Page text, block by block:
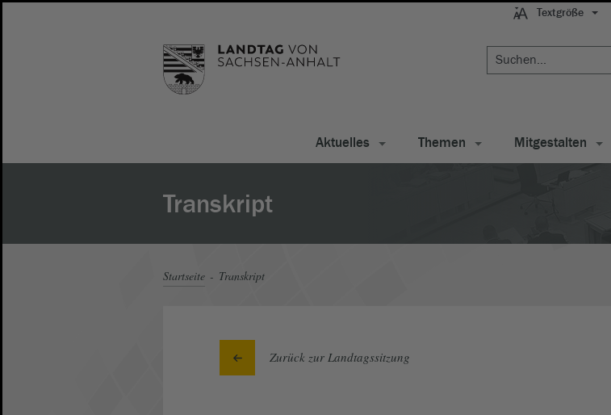
Textgröße
Aktuelles Themen Mitgestalten
Transkript
Startseite Transkript
Zurück zur Landtagssitzung